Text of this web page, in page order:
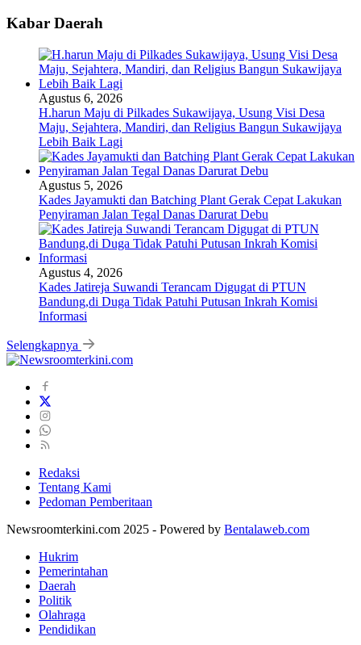
Kabar Daerah
Agustus 6, 2026
H.harun Maju di Pilkades Sukawijaya, Usung Visi Desa
Maju, Sejahtera, Mandiri, dan Religius Bangun Sukawijaya
Lebih Baik Lagi
Agustus 5, 2026
Kades Jayamukti dan Batching Plant Gerak Cepat Lakukan
Penyiraman Jalan Tegal Danas Darurat Debu
Agustus 4, 2026
Kades Jatireja Suwandi Terancam Digugat di PTUN
Bandung,di Duga Tidak Patuhi Putusan Inkrah Komisi
Informasi
Selengkapnya
Redaksi
Tentang Kami
Pedoman Pemberitaan
Newsroomterkini.com 2025 - Powered by Bentalaweb.com
Hukrim
Pemerintahan
Daerah
Politik
Olahraga
Pendidikan